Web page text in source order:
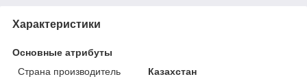
Характеристики
Основные атрибуты
Страна производитель
Казахстан